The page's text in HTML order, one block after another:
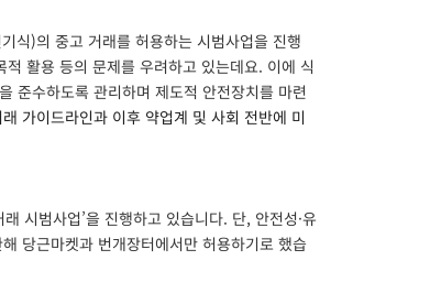
식)의 중고 거래를 허용하는 시범사업을 진행
활용 등의 문제를 우려하고 있는데요. 이에 식
준수하도록 관리하며 제도적 안전장치를 마련
가이드라인과 이후 약업계 및 사회 전반에 미
시범사업’을 진행하고 있습니다. 단, 안전성·유
당근마켓과 번개장터에서만 허용하기로 했습